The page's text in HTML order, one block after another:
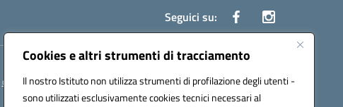
Cookies e altri strumenti di tracciamento
Il nostro Istituto non utilizza strumenti di profilazione degli utenti -
sono utilizzati esclusivamente cookies tecnici necessari al
Seguici su:
ceis014005@pec.istruzione.it